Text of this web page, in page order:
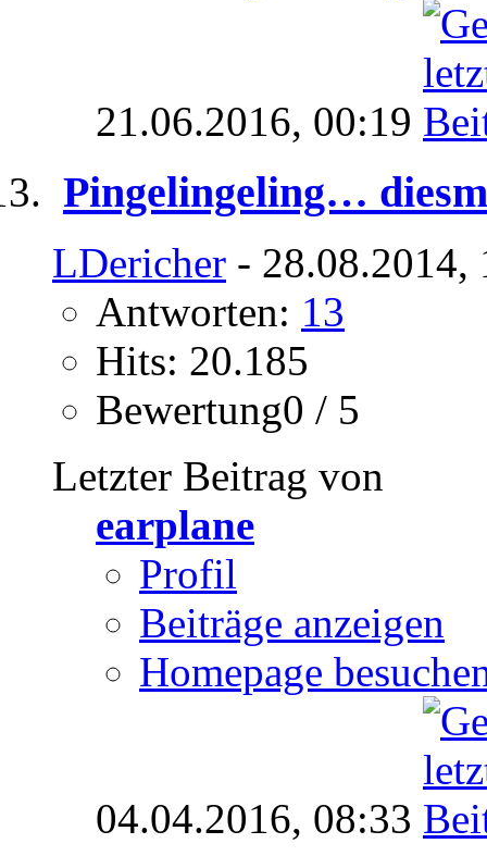
21.06.2016, 00:19
Pingelingeling…
LDericher - 28.08.2014,
Antworten: 13
Hits: 20.185
Bewertung0 / 5
Letzter Beitrag von
earplane
Profil
Beiträge anzeigen
Homepage
04.04.2016, 08:33